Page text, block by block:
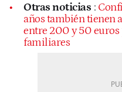
Otras noticias :
años también tienen
entre 200 y 50
familiares